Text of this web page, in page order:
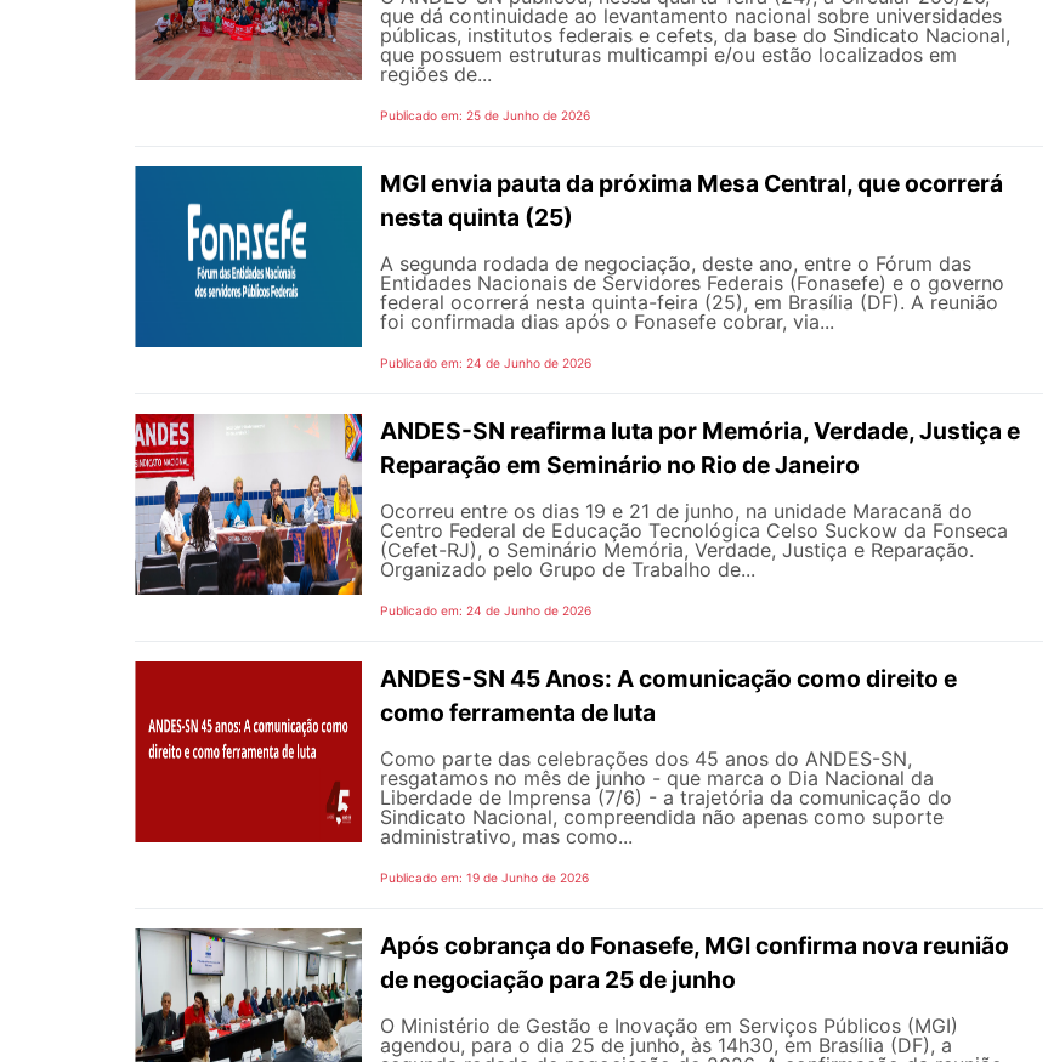
que dá continuidade ao levantamento nacional sobre universidades
públicas, institutos federais e cefets, da base do Sindicato Nacional,
que possuem estruturas multicampi e/ou estão localizados em
regiões de...
Publicado em: 25 de Junho de 2026
MGI envia pauta da próxima Mesa Central, que ocorrerá
nesta quinta (25)
A segunda rodada de negociação, deste ano, entre o Fórum das
Entidades Nacionais de Servidores Federais (Fonasefe) e o governo
federal ocorrerá nesta quinta-feira (25), em Brasília (DF). A reunião
foi confirmada dias após o Fonasefe cobrar, via...
Publicado em: 24 de Junho de 2026
ANDES-SN reafirma luta por Memória, Verdade, Justiça e
Reparação em Seminário no Rio de Janeiro
Ocorreu entre os dias 19 e 21 de junho, na unidade Maracanã do
Centro Federal de Educação Tecnológica Celso Suckow da Fonseca
(Cefet-RJ), o Seminário Memória, Verdade, Justiça e Reparação.
Organizado pelo Grupo de Trabalho de...
Publicado em: 24 de Junho de 2026
ANDES-SN 45 Anos: A comunicação como direito e
como ferramenta de luta
Como parte das celebrações dos 45 anos do ANDES-SN,
resgatamos no mês de junho - que marca o Dia Nacional da
Liberdade de Imprensa (7/6) - a trajetória da comunicação do
Sindicato Nacional, compreendida não apenas como suporte
administrativo, mas como...
Publicado em: 19 de Junho de 2026
Após cobrança do Fonasefe, MGI confirma nova reunião
de negociação para 25 de junho
O Ministério de Gestão e Inovação em Serviços Públicos (MGI)
agendou, para o dia 25 de junho, às 14h30, em Brasília (DF), a